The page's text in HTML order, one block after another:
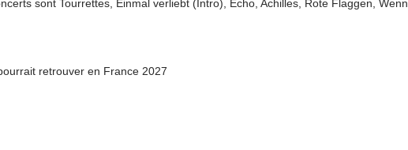
sont Tourrettes, Einmal verliebt (Intro), Echo, Achilles, Rote Flaggen, Wenn
retrouver en France 2027